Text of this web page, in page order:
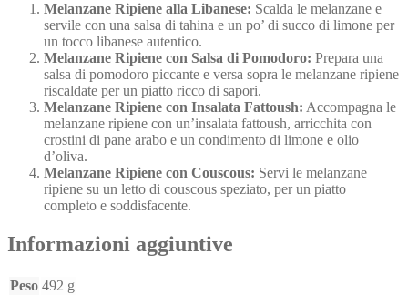
Melanzane Ripiene alla Libanese: Scalda le melanzane e
servile con una salsa di tahina e un po’ di succo di limone per
un tocco libanese autentico.
Melanzane Ripiene con Salsa di Pomodoro: Prepara una
salsa di pomodoro piccante e versa sopra le melanzane ripiene
riscaldate per un piatto ricco di sapori.
Melanzane Ripiene con Insalata Fattoush: Accompagna le
melanzane ripiene con un’insalata fattoush, arricchita con
crostini di pane arabo e un condimento di limone e olio
d’oliva.
Melanzane Ripiene con Couscous: Servi le melanzane
ripiene su un letto di couscous speziato, per un piatto
completo e soddisfacente.
Informazioni aggiuntive
Peso 492 g